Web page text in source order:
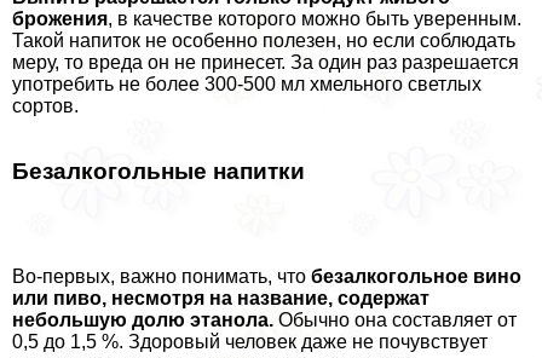
брожения, в качестве которого можно быть уверенным.
Такой напиток не особенно полезен, но если соблюдать
меру, то вреда он не принесет. За один раз разрешается
употребить не более 300-500 мл хмельного светлых
сортов.
Безалкогольные напитки
Во-первых, важно понимать, что безалкогольное вино
или пиво, несмотря на название, содержат
небольшую долю этанола. Обычно она составляет от
0,5 до 1,5 %. Здоровый человек даже не почувствует